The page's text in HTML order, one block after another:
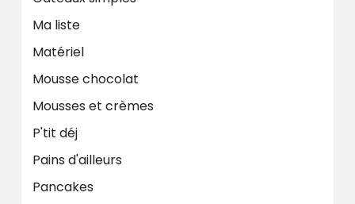
Ma liste
Matériel
Mousse chocolat
Mousses et crèmes
P'tit déj
Pains d'ailleurs
Pancakes